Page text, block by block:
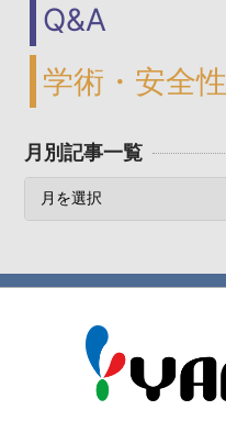
Q&A
学術・安全性
月別記事一覧